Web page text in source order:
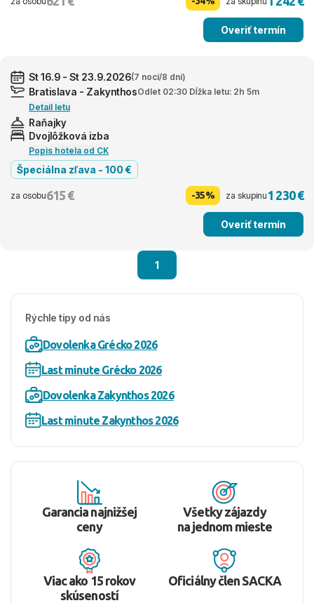
Overiť termín
St 16.9 - St 23.9.2026(7 nocí/8 dní)
Bratislava - ZakynthosOdlet 02:30 Dĺžka letu: 2h 5m
Detail letu
Raňajky
Dvojlôžková izba
Popis hotela od CK
Špeciálna zľava - 100 €
za osobu615 € -35% za skupinu1 230 €
Overiť termín
1
Rýchle tipy od nás
Dovolenka Grécko 2026
Last minute Grécko 2026
Dovolenka Zakynthos 2026
Last minute Zakynthos 2026
Garancia najnižšej
ceny
Všetky zájazdy
na jednom mieste
Viac ako 15 rokov
skúseností
Oficiálny člen SACKA